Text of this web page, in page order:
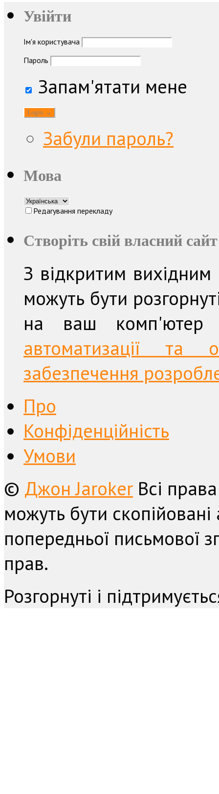
Увійти
Ім'я користувача
Пароль
Запам'ятати мене
Забули пароль?
Мова
Редагування перекладу
Створіть свій власний
З відкритим
можуть бути
на ваш
автоматизації та
забезпечення
Про
Конфіденційність
Умови
© Джон Jaroker Всі
можуть бути
попередньої письмової
прав.
Розгорнуті і